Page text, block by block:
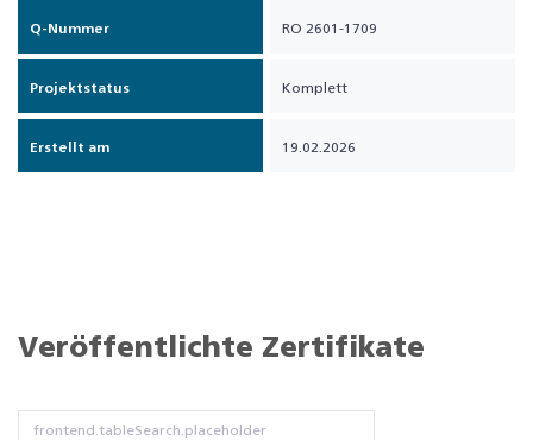
Q-Nummer RO 2601-1709
Projektstatus Komplett
Erstellt am 19.02.2026
Veröffentlichte Zertifikate